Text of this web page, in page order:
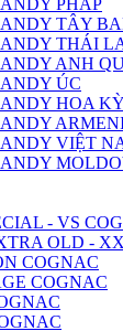
PHÁP
TÂY
THÁI
ANH
ÚC
HOA KỲ
VIỆT
- VS
OLD -
COGNAC
COGNAC